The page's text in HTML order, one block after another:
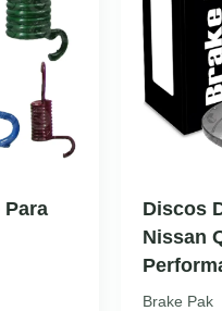
Para
Discos
Nissan
Brake Pak